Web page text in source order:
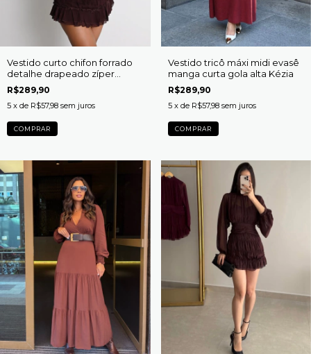
Vestido curto chifon forrado
detalhe drapeado zíper
invisível Luciana
R$289,90
5 x de R$57,98 sem juros
COMPRAR
Vestido tricô máxi midi evasê
manga curta gola alta Kézia
R$289,90
5 x de R$57,98 sem juros
COMPRAR